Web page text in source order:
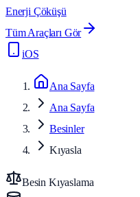
Enerji Çöküşü
Tüm Araçları Gör
iOS
Ana Sayfa
Ana Sayfa
Besinler
Kıyasla
Besin Kıyaslama